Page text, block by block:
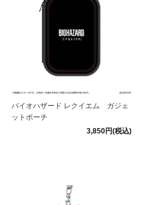
バイオハザード レクイエム ガジェ
ットポーチ
3,850円(税込)